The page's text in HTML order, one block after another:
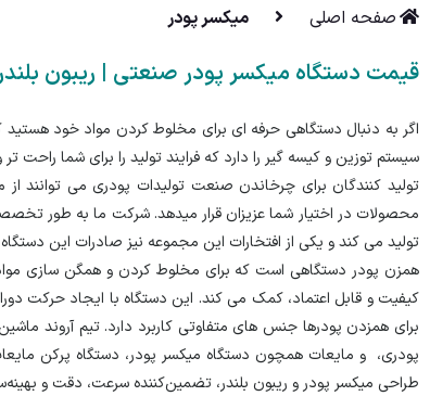
صفحه اصلی میکسر پودر
قیمت دستگاه میکسر پودر صنعتی | ریبون
سیستم توزین و کیسه گیر را دارد که فرایند تولید را برای شما راحت
تولید کنندگان برای چرخاندن صنعت تولیدات پودری می توانند
محصولات در اختیار شما عزیزان قرار میدهد. شرکت ما به طور
تولید می کند و یکی از افتخارات این مجموعه نیز صادرات این
همزن پودر دستگاهی است که برای مخلوط کردن و همگن سازی
کیفیت و قابل اعتماد، کمک می کند. این دستگاه با ایجاد حرکت
برای همزدن پودرها جنس های متفاوتی کاربرد دارد. تیم آروند
پودری، و مایعات همچون دستگاه میکسر پودر، دستگاه پرکن
طراحی میکسر پودر و ریبون بلندر، تضمین‌کننده سرعت، دقت و